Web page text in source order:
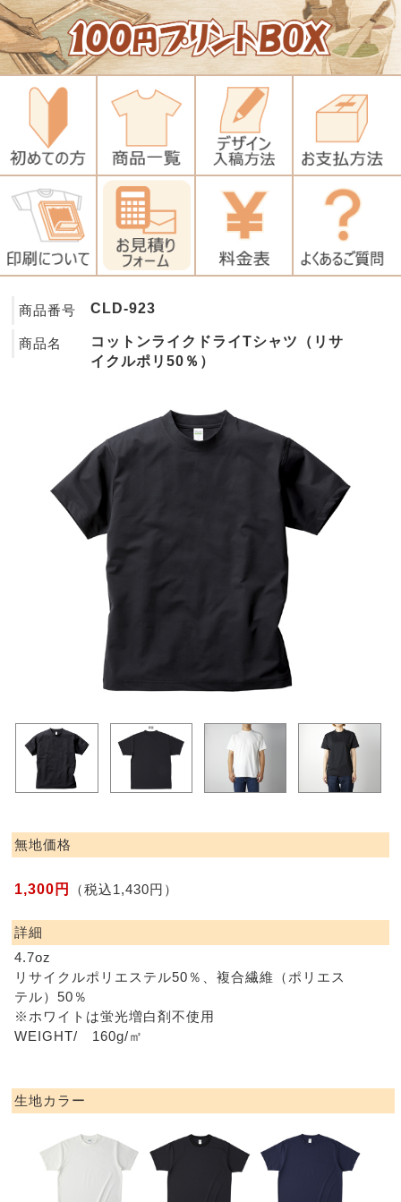
商品番号 CLD-923
商品名
コットンライクドライTシャツ（リサ
イクルポリ50％）
無地価格
1,300円 （税込1,430円）
詳細
4.7oz
リサイクルポリエステル50％、複合繊維（ポリエス
テル）50％
※ホワイトは蛍光増白剤不使用
WEIGHT/ 160g/㎡
生地カラー